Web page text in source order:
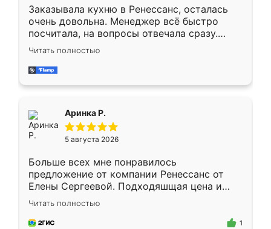
Заказывала кухню в Ренессанс, осталась
очень довольна. Менеджер всё быстро
посчитала, на вопросы отвечала сразу.
Замерщик приехал в субботу, подошёл к
делу со всей ответственностью. Собрали
за день, ребята работали аккуратно, даже
Читать полностью
Аринка Р.
5 августа 2026
Больше всех мне понравилось
предложение от компании Ренессанс от
Елены Сергеевой. Подходяшщая цена и
короткие сроки изготовления. Приехавший
для замера сотрудник Владислав
предложил по моему эскизу самый
Читать полностью
1